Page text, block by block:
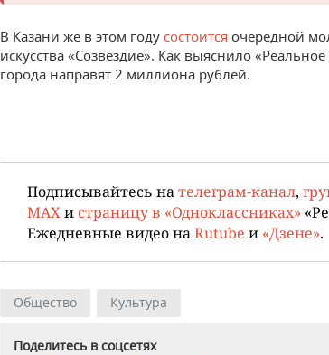
В Казани же в этом году состоится очередной
искусства «Созвездие». Как выяснило
города направят 2 миллиона рублей.
Подписывайтесь на телеграм-канал,
MAX и страницу в «Одноклассниках»
Ежедневные видео на Rutube и «Дзене».
Общество Культура
Поделитесь в соцсетях